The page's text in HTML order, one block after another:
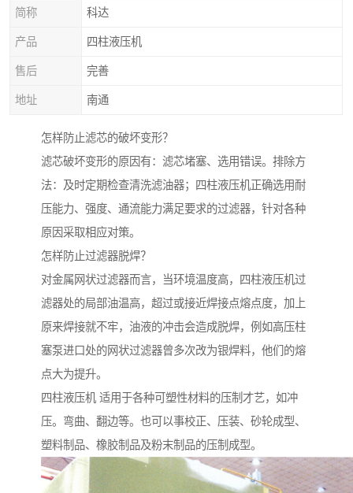
简称 科达
产品 四柱液压机
售后 完善
地址 南通
怎样防止滤芯的破坏变形？
滤芯破坏变形的原因有：滤芯堵塞、选用错误。排除方
法：及时定期检查清洗滤油器；四柱液压机正确选用耐
压能力、强度、通流能力满足要求的过滤器，针对各种
原因采取相应对策。
怎样防止过滤器脱焊？
对金属网状过滤器而言，当环境温度高，四柱液压机过
滤器处的局部油温高，超过或接近焊接点熔点度，加上
原来焊接就不牢，油液的冲击会造成脱焊，例如高压柱
塞泵进口处的网状过滤器曾多次改为银焊料，他们的熔
点大为提升。
四柱液压机 适用于各种可塑性材料的压制才艺，如冲
压。弯曲、翻边等。也可以事校正、压装、砂轮成型、
塑料制品、橡胶制品及粉末制品的压制成型。